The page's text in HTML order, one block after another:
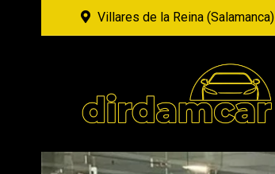
Villares de la Reina (Salamanca)